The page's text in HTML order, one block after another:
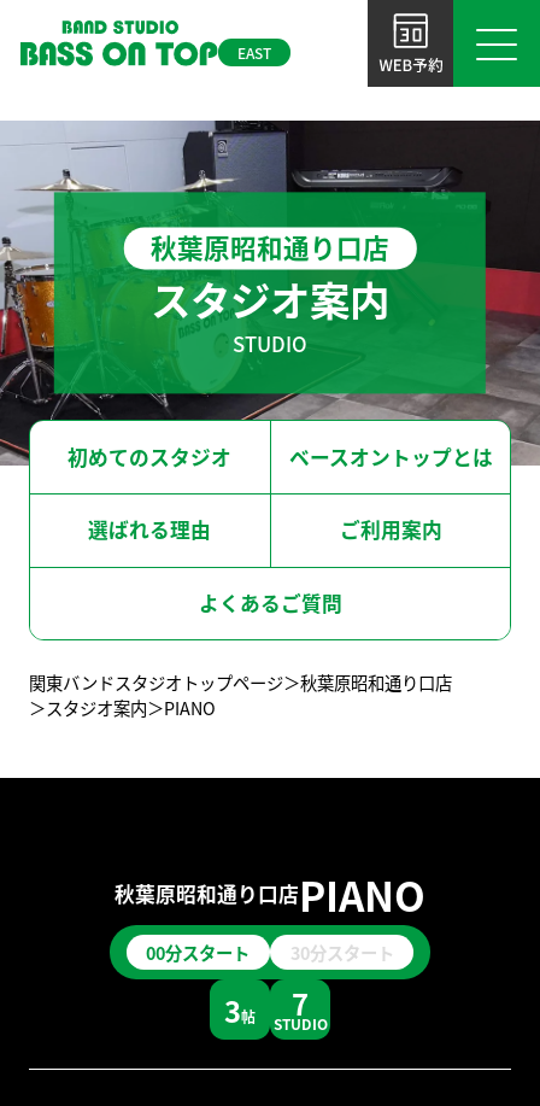
EAST
東京
BOT-AKIHABARA
秋葉原昭和通り
口店
池袋西口店
BOT-TAKADANOBABA
高田馬場店
初めてのスタジオ
ベースオントップとは
選ばれる理由
ご利用案内
よくあるご質問
NEWS＆TOPICS
お問い合わせ
スタッフ募集
レコーディングスタジオ
関西バンドスタジオはこちら
秋葉原昭和通り口店
スタジオ案内
STUDIO
初めてのスタジオ ベースオントップとは
選ばれる理由 ご利用案内
よくあるご質問
関東バンドスタジオトップページ
秋葉原昭和通り口店
スタジオ案内
PIANO
秋葉原昭和通り口店PIANO
00分スタート 30分スタート
3帖 7
STUDIO